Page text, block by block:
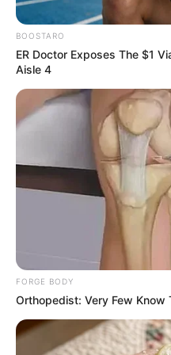
RCN RADIO
Jericó, Antioquia
Mateo Zapata Correa
COMPARTIR
BOOSTARO
ER Doctor Exposes The $1
Aisle 4
FORGE BODY
Orthopedist: Very Few Know